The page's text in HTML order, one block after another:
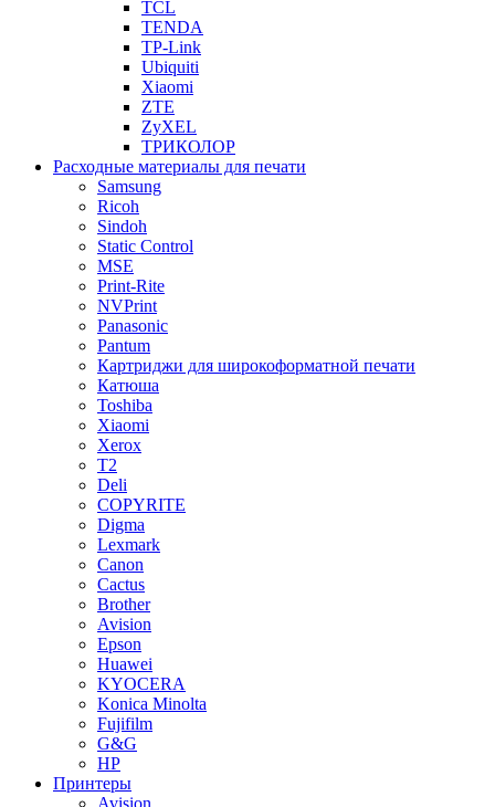
TCL
TENDA
TP-Link
Ubiquiti
Xiaomi
ZTE
ZyXEL
ТРИКОЛОР
Расходные материалы для печати
Samsung
Ricoh
Sindoh
Static Control
MSE
Print-Rite
NVPrint
Panasonic
Pantum
Картриджи для широкоформатной печати
Катюша
Toshiba
Xiaomi
Xerox
T2
Deli
COPYRITE
Digma
Lexmark
Canon
Cactus
Brother
Avision
Epson
Huawei
KYOCERA
Konica Minolta
Fujifilm
G&G
HP
Принтеры